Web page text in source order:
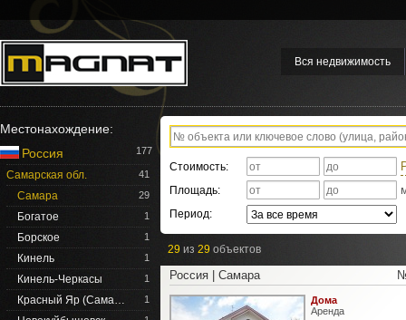
Вся недвижимость
Местонахождение:
Россия
177
Самарская обл. 41
Самара 29
Богатое 1
Борское 1
Кинель 1
Кинель-Черкасы 1
Красный Яр (Сама… 1
Стоимость:
Площадь:
Период:
29 из 29 объектов
Россия | Самара
Дома
Аренда